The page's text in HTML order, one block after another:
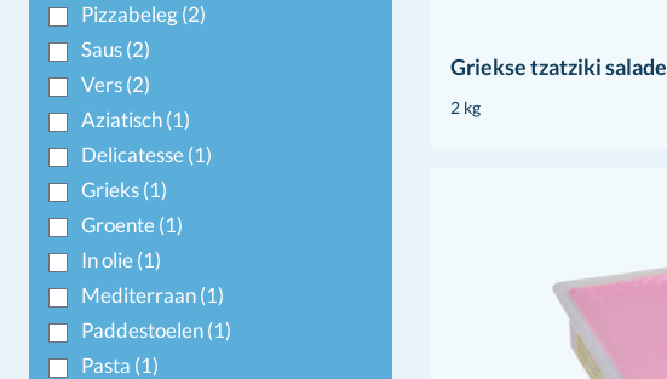
Pizzabeleg(2)
Saus(2)
Vers(2)
Aziatisch(1)
Delicatesse(1)
Grieks(1)
Groente(1)
In olie(1)
Mediterraan(1)
Paddestoelen(1)
Pasta (1)
Griekse tzatziki salade
2 kg